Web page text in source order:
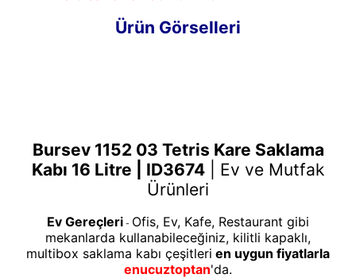
Ürün Görselleri
Bursev 1152 03 Tetris Kare Saklama
Kabı 16 Litre | ID3674
Ev ve Mutfak
Ürünleri
Ev Gereçleri - Ofis, Ev, Kafe, Restaurant gibi
mekanlarda kullanabileceğiniz, kilitli kapaklı,
multibox saklama kabı çeşitleri en uygun fiyatlarla
enucuztoptan'da.